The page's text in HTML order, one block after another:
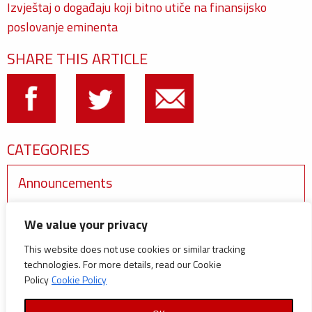
We value your privacy
This website does not use cookies or similar tracking
technologies. For more details, read our Cookie
PolicyCookie Policy
Izvještaj o događaju koji bitno utiče na finansijsko
poslovanje eminenta
SHARE THIS ARTICLE
CATEGORIES
Announcements
Certifications
News
News
Reports and Documents